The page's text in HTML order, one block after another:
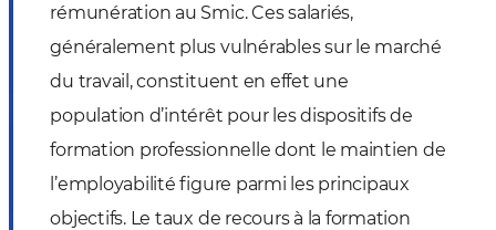
rémunération au Smic. Ces salariés,
généralement plus vulnérables sur le marché
du travail, constituent en effet une
population d’intérêt pour les dispositifs de
formation professionnelle dont le maintien de
l’employabilité figure parmi les principaux
objectifs. Le taux de recours à la formation